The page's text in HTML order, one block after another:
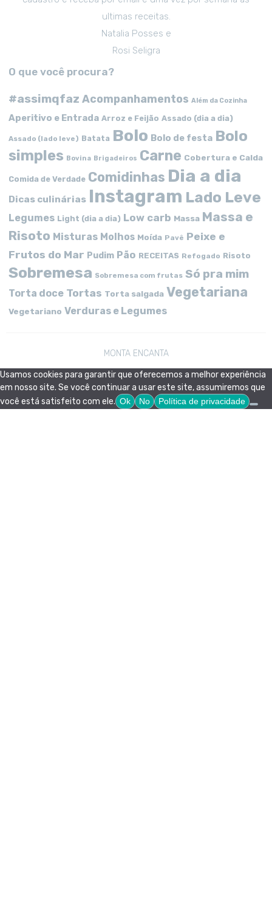
ultimas receitas.
Natalia Posses e
Rosi Seligra
O que você procura?
#assimqfaz Acompanhamentos Além da Cozinha
Aperitivo e Entrada Arroz e Feijão Assado (dia a dia)
Assado (lado leve) Batata Bolo Bolo de festa Bolo
simples Bovina Brigadeiros Carne Cobertura e Calda
Comida de Verdade Comidinhas Dia a dia
Dicas culinárias Instagram Lado Leve
Legumes Light (dia a dia) Low carb Massa Massa e
Risoto Misturas Molhos Moída Pavê Peixe e
Frutos do Mar Pudim Pão RECEITAS Refogado Risoto
Sobremesa Sobremesa com frutas Só pra mim
Torta doce Tortas Torta salgada Vegetariana
Vegetariano Verduras e Legumes
MONTA ENCANTA
Usamos cookies para garantir que oferecemos a melhor experiência
em nosso site. Se você continuar a usar este site, assumiremos que
você está satisfeito com ele. Ok No Política de privacidade